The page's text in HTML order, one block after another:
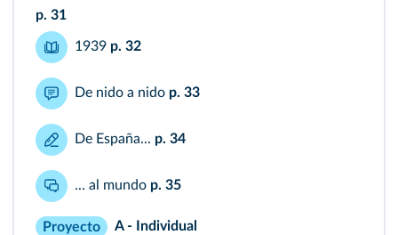
p. 31
1939 p. 32
De nido a nido p. 33
De España... p. 34
... al mundo p. 35
Proyecto A - Individual